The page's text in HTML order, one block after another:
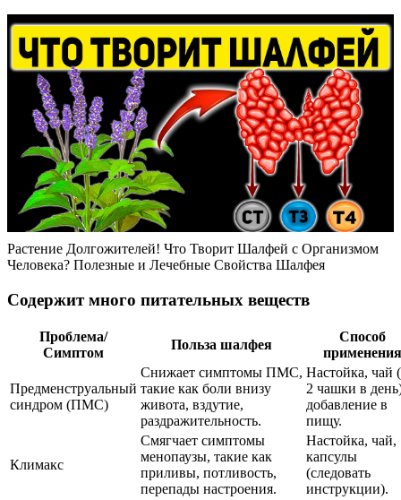
Растение Долгожителей! Что Творит Шалфей с Организмом
Человека? Полезные и Лечебные Свойства Шалфея
Содержит много питательных веществ
Проблема/
Симптом
Польза шалфея
Способ
применения
Предменструальный
синдром (ПМС)
Снижает симптомы ПМС,
такие как боли внизу
живота, вздутие,
раздражительность.
Настойка, чай
2 чашки в
добавление в
пищу.
Климакс
Смягчает симптомы
менопаузы, такие как
приливы, потливость,
перепады настроения.
Настойка, чай,
капсулы
(следовать
инструкции).